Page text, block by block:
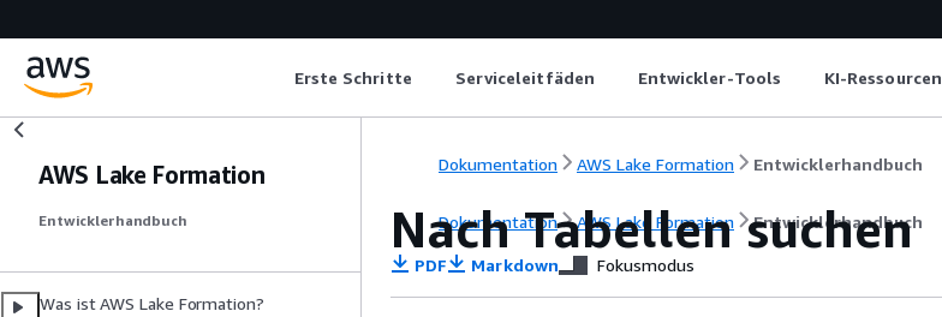
Erste Schritte Serviceleitfäden Entwickler-Tools KI-Ressourcen
AWS Lake Formation
Entwicklerhandbuch
Was ist AWS Lake Formation?
Dokumentation AWS Lake Formation Entwicklerhandbuch
Dokumentation AWS Lake Formation Entwicklerhandbuch
Nach Tabellen suchen
PDF Markdown Fokusmodus